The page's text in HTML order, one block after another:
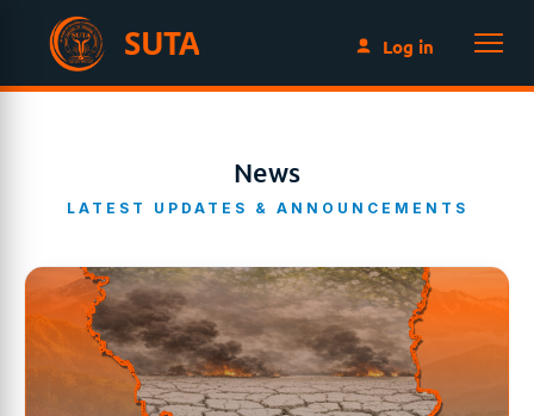
SUTA Log in
News
LATEST UPDATES & ANNOUNCEMENTS